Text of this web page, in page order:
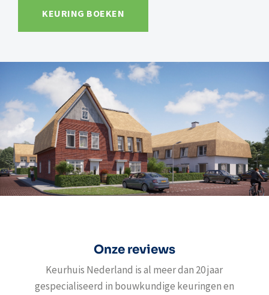
KEURING BOEKEN
Onze reviews
Keurhuis Nederland is al meer dan 20 jaar
gespecialiseerd in bouwkundige keuringen en